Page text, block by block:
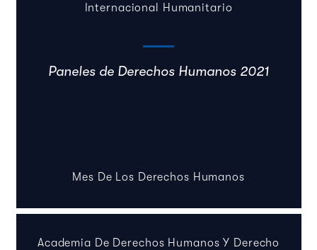
Internacional Humanitario
Paneles de Derechos Humanos 2021
Mes De Los Derechos Humanos
Academia De Derechos Humanos Y Derecho